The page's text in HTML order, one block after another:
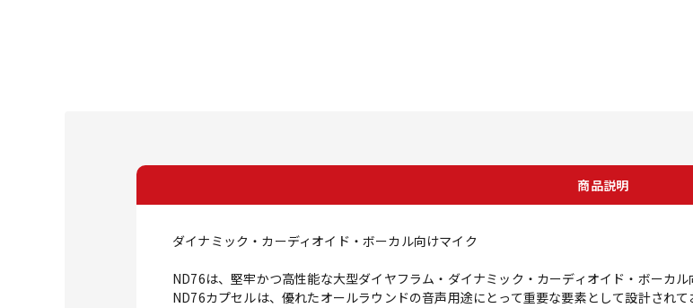
商品説明
ダイナミック・カーディオイド・ボーカル向けマイク
ND76は、堅牢かつ高性能な大型ダイヤフラム・ダイナミック・カーディオイド・ボーカル
ND76カプセルは、優れたオールラウンドの音声用途にとって重要な要素として設計され